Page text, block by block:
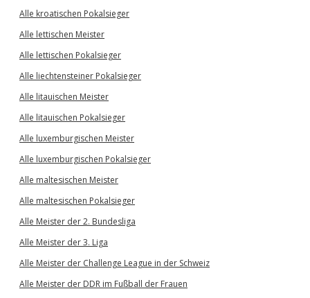
Alle kroatischen Pokalsieger
Alle lettischen Meister
Alle lettischen Pokalsieger
Alle liechtensteiner Pokalsieger
Alle litauischen Meister
Alle litauischen Pokalsieger
Alle luxemburgischen Meister
Alle luxemburgischen Pokalsieger
Alle maltesischen Meister
Alle maltesischen Pokalsieger
Alle Meister der 2. Bundesliga
Alle Meister der 3. Liga
Alle Meister der Challenge League in der Schweiz
Alle Meister der DDR im Fußball der Frauen